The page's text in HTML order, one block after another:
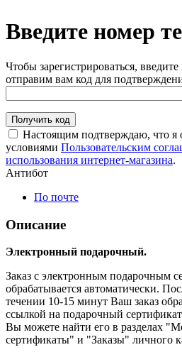
Введите номер
Чтобы зарегистрироваться,
отправим вам код для
Получить код
Настоящим подтверждаю, что я
условиями Пользовательским
использования интернет-магазина.
Антибот
По почте
Описание
Электронный подарочный.
Заказ с электронным подарочным
обрабатывается автоматически.
течении 10-15 минут Ваш заказ
ссылкой на подарочный
Вы можете найти его в разделах
сертификаты" и "Заказы" личного